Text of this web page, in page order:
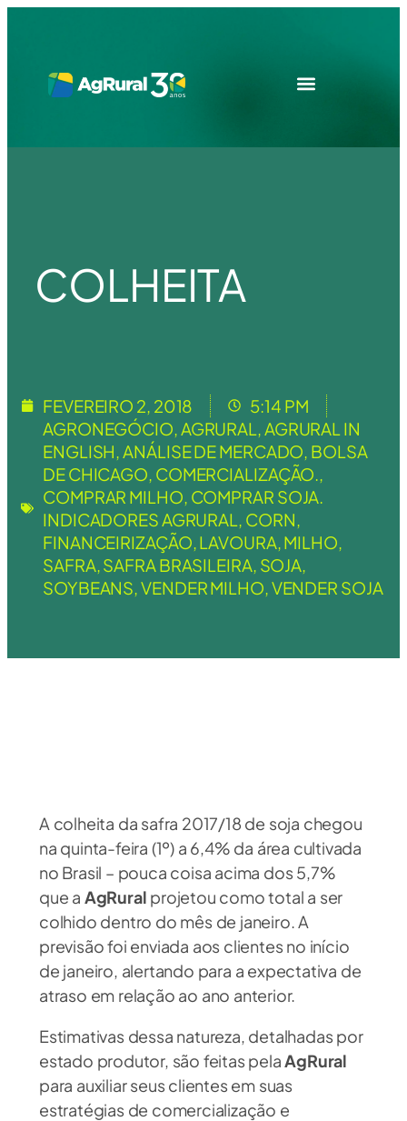
COLHEITA
FEVEREIRO 2, 2018
5:14 PM
AGRONEGÓCIO,AGRURAL,AGRURAL IN
ENGLISH,ANÁLISE DE MERCADO, BOLSA
DE CHICAGO, COMERCIALIZAÇÃO.,
COMPRAR MILHO, COMPRAR SOJA.
INDICADORES AGRURAL, CORN,
FINANCEIRIZAÇÃO,LAVOURA,MILHO,
SAFRA,SAFRA BRASILEIRA, SOJA,
SOYBEANS,VENDER MILHO,VENDER SOJA
A colheita da safra 2017/18 de soja chegou
na quinta-feira (1º) a 6,4% da área cultivada
no Brasil – pouca coisa acima dos 5,7%
que a AgRural projetou como total a ser
colhido dentro do mês de janeiro. A
previsão foi enviada aos clientes no início
de janeiro, alertando para a expectativa de
atraso em relação ao ano anterior.
Estimativas dessa natureza, detalhadas por
estado produtor, são feitas pelaAgRural
para auxiliar seus clientes em suas
estratégias de comercialização e